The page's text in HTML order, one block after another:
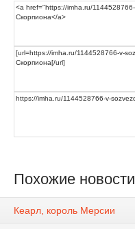
Похожие новости
Кеарл, король Мерсии